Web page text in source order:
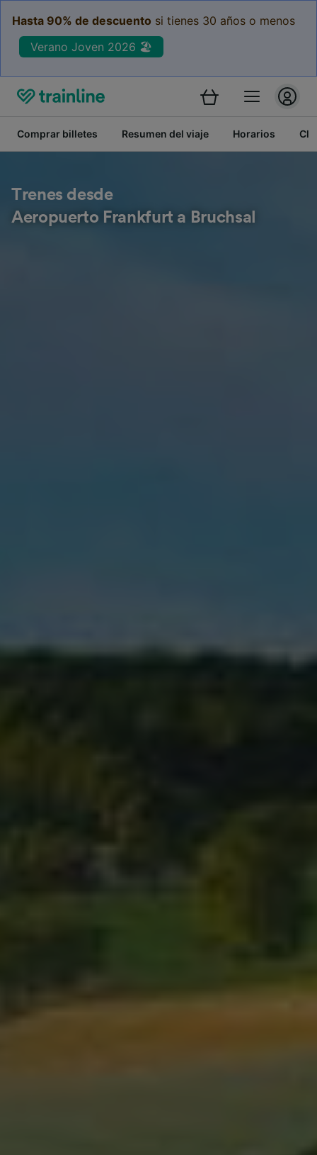
Hasta 90% de descuento si tienes 30 años o menos
Verano Joven 2026 🏖️
Comprar billetes Resumen del viaje Horarios
Trenes desde
Aeropuerto Frankfurt a Bruchsal